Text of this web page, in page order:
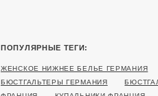
ПОПУЛЯРНЫЕ ТЕГИ:
ЖЕНСКОЕ НИЖНЕЕ БЕЛЬЕ ГЕРМАНИЯ
БЮСТГАЛЬТЕРЫ ГЕРМАНИЯ